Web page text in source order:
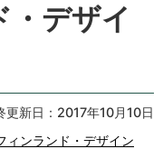
デザイ
更新日：2017年10月10日
ンランド・デザイン